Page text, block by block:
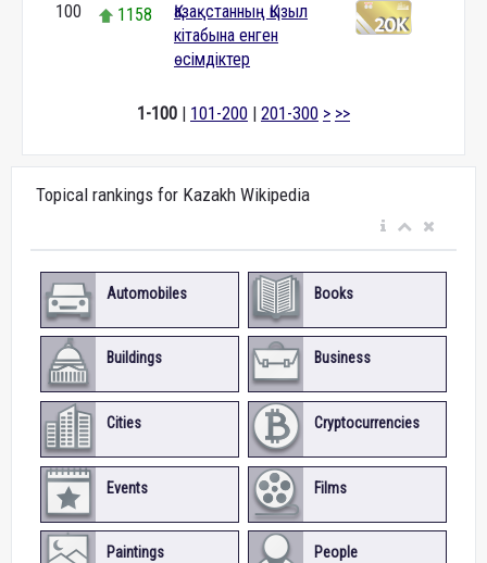
100 1158
Қазақстанның Қызыл
кітабына енген
өсімдіктер
1-100 | 101-200 | 201-300 > >>
Topical rankings for Kazakh Wikipedia
Automobiles Books
Buildings Business
Cities Cryptocurrencies
Events Films
Paintings People